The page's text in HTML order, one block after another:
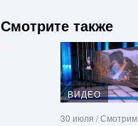
Смотрите также
ВИДЕО
30 июля / Смотрим